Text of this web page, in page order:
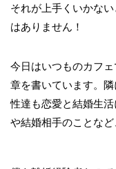
それが上手くいかな
はありません！
今日はいつものカフ
章を書いています。
性達も恋愛と結婚生
や結婚相手のことなど